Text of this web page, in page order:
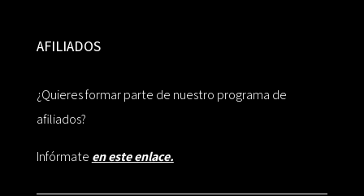
AFILIADOS
¿Quieres formar parte de nuestro programa de
afiliados?
Infórmate en este enlace.